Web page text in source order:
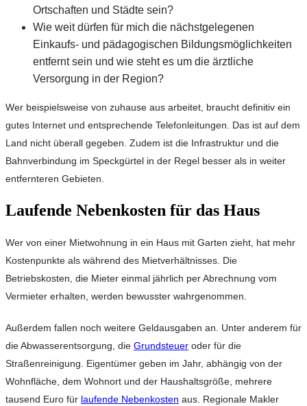
Ortschaften und Städte sein?
Wie weit dürfen für mich die nächstgelegenen
Einkaufs- und pädagogischen Bildungsmöglichkeiten
entfernt sein und wie steht es um die ärztliche
Versorgung in der Region?
Wer beispielsweise von zuhause aus arbeitet, braucht definitiv ein
gutes Internet und entsprechende Telefonleitungen. Das ist auf dem
Land nicht überall gegeben. Zudem ist die Infrastruktur und die
Bahnverbindung im Speckgürtel in der Regel besser als in weiter
entfernteren Gebieten.
Laufende Nebenkosten für das Haus
Wer von einer Mietwohnung in ein Haus mit Garten zieht, hat mehr
Kostenpunkte als während des Mietverhältnisses. Die
Betriebskosten, die Mieter einmal jährlich per Abrechnung vom
Vermieter erhalten, werden bewusster wahrgenommen.
Außerdem fallen noch weitere Geldausgaben an. Unter anderem für
die Abwasserentsorgung, die Grundsteuer oder für die
Straßenreinigung. Eigentümer geben im Jahr, abhängig von der
Wohnfläche, dem Wohnort und der Haushaltsgröße, mehrere
tausend Euro für laufende Nebenkosten aus. Regionale Makler